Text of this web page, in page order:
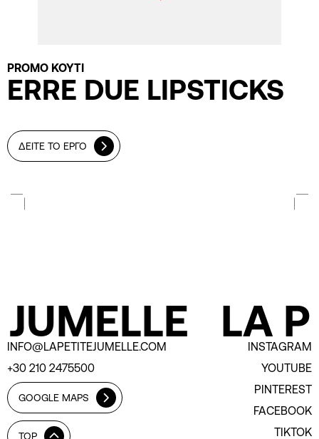
PROMO ΚΟΥΤΙ
ERRE DUE LIPSTICKS
ΔΕΙΤΕ ΤΟ ΕΡΓΟ
LA
INFO@LAPETITEJUMELLE.COM
+30 210 2475500
GOOGLE MAPS
TOP
INSTAGRAM
YOUTUBE
PINTEREST
FACEBOOK
TIKTOK